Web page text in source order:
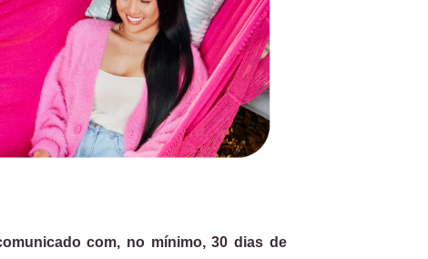
com, no mínimo, 30 dias de